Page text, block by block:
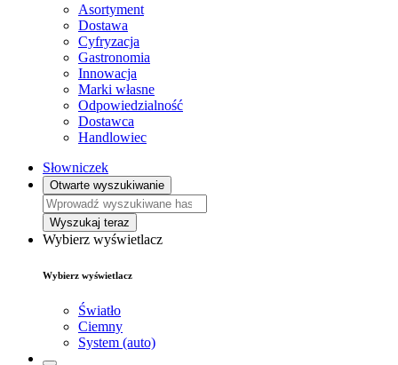
Asortyment
Dostawa
Cyfryzacja
Gastronomia
Innowacja
Marki własne
Odpowiedzialność
Dostawca
Handlowiec
Słowniczek
Otwarte wyszukiwanie
Wyszukaj teraz
Wybierz wyświetlacz
Wybierz wyświetlacz
Światło
Ciemny
System (auto)